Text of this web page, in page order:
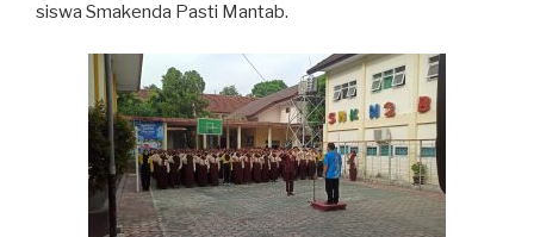
siswa Smakenda Pasti Mantab.